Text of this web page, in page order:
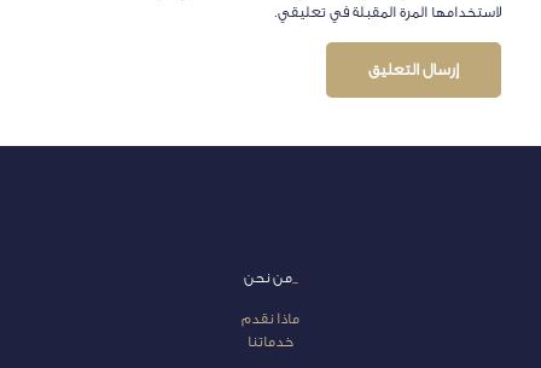
لاستخدامها المرة المقبلة في تعليقي.
_من نحن
ماذا نقدم
خدماتنا